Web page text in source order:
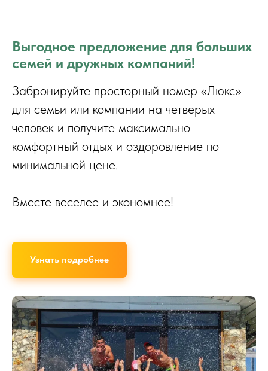
Выгодное предложение для больших
семей и дружных компаний!
Забронируйте просторный номер «Люкс»
для семьи или компании на четверых
человек и получите максимально
комфортный отдых и оздоровление по
минимальной цене.
Вместе веселее и экономнее!
Узнать подробнее